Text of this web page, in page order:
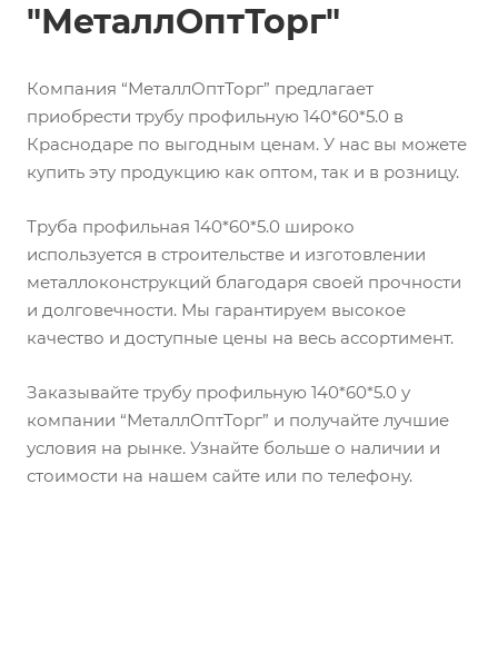
"МеталлОптТорг"
Компания “МеталлОптТорг” предлагает
приобрести трубу профильную 140*60*5.0 в
Краснодаре по выгодным ценам. У нас вы можете
купить эту продукцию как оптом, так и в розницу.
Труба профильная 140*60*5.0 широко
используется в строительстве и изготовлении
металлоконструкций благодаря своей прочности
и долговечности. Мы гарантируем высокое
качество и доступные цены на весь ассортимент.
Заказывайте трубу профильную 140*60*5.0 у
компании “МеталлОптТорг” и получайте лучшие
условия на рынке. Узнайте больше о наличии и
стоимости на нашем сайте или по телефону.